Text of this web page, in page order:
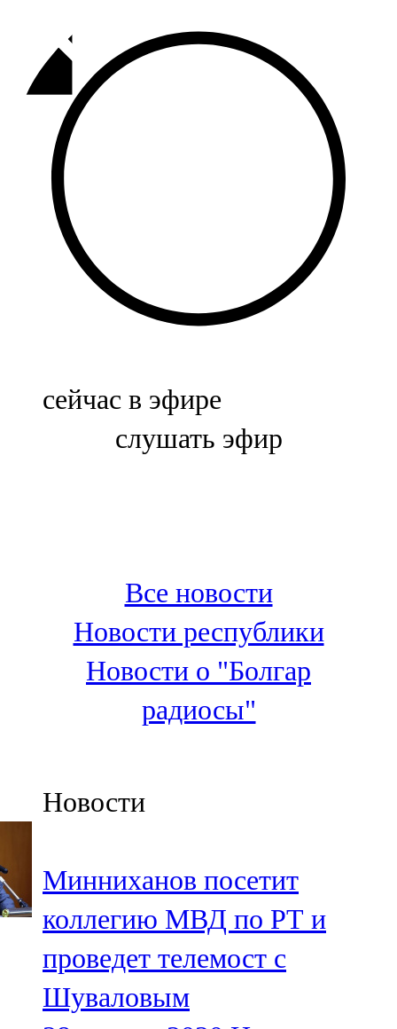
92,9 FM
Базарлы матак
107,1 FM
Балык бистәсе
104,9 FM
Баулы
107,5 FM
Биләр
Болгар
100,3 FM
Зәй
106,6 FM
Кадыбаш
105,2 FM
91,5 FM
106,1 FM
Кама тамагы
71,51 FM
Кукмара
сейчас в эфире
слушать эфир
Все новости
Новости республики
Новости о "Болгар
радиосы"
Новости
Минниханов посетит
коллегию МВД по РТ и
проведет телемост с
Шуваловым